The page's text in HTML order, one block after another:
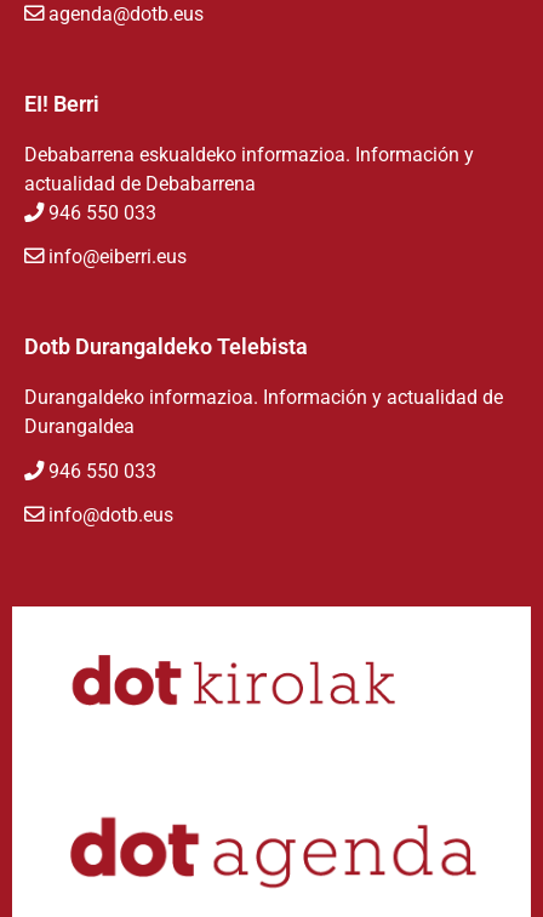
agenda@dotb.eus
EI! Berri
Debabarrena eskualdeko informazioa. Información y
actualidad de Debabarrena
946 550 033
info@eiberri.eus
Dotb Durangaldeko Telebista
Durangaldeko informazioa. Información y actualidad de
Durangaldea
946 550 033
info@dotb.eus